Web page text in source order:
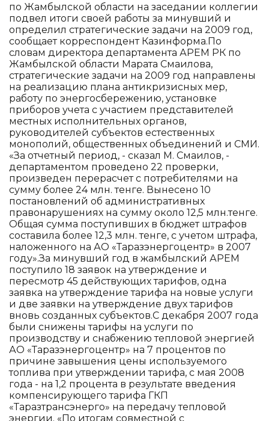
по Жамбылской области на заседании коллегии
подвел итоги своей работы за минувший и
определил стратегические задачи на 2009 год,
сообщает корреспондент Казинформа.По
словам директора департамента АРЕМ РК по
Жамбылской области Марата Смаилова,
стратегические задачи на 2009 год направлены
на реализацию плана антикризисных мер,
работу по энергосбережению, установке
приборов учета с участием представителей
местных исполнительных органов,
руководителей субъектов естественных
монополий, общественных объединений и СМИ.
«За отчетный период, - сказал М. Смаилов, -
департаментом проведено 22 проверки,
произведен перерасчет с потребителями на
сумму более 24 млн. тенге. Вынесено 10
постановлений об административных
правонарушениях на сумму около 12,5 млн.тенге.
Общая сумма поступивших в бюджет штрафов
составила более 12,3 млн. тенге, с учетом штрафа,
наложенного на АО «Таразэнергоцентр» в 2007
году».За минувший год в жамбылский АРЕМ
поступило 18 заявок на утверждение и
пересмотр 45 действующих тарифов, одна
заявка на утверждение тарифа на новые услуги
и две заявки на утверждение двух тарифов
вновь созданных субъектов.С декабря 2007 года
были снижены тарифы на услуги по
производству и снабжению тепловой энергией
АО «Таразэнергоцентр» на 7 процентов по
причине завышения цены используемого
топлива при утверждении тарифа, с мая 2008
года - на 1,2 процента в результате введения
компенсирующего тарифа ГКП
«Таразтрансэнерго» на передачу тепловой
энергии. «По итогам совместной с